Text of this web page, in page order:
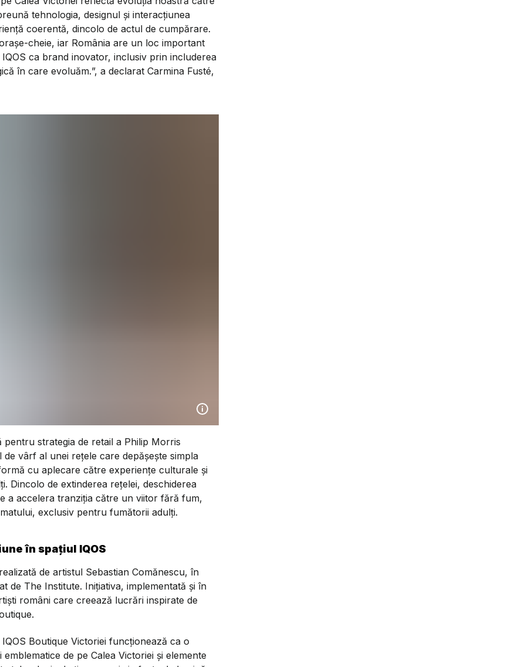
tehnologia, designul și interacțiunea
coerentă, dincolo de actul de cumpărare.
cheie, iar România are un loc important
ca brand inovator, inclusiv prin includerea
în care evoluăm.”, a declarat Carmina Fusté,
strategia de retail a Philip Morris
vârf al unei rețele care depășește simpla
cu aplecare către experiențe culturale și
Dincolo de extinderea rețelei, deschiderea
a accelera tranziția către un viitor fără fum,
exclusiv pentru fumătorii adulți.
în spațiul IQOS
de artistul Sebastian Comănescu, în
de The Institute. Inițiativa, implementată și în
români care creează lucrări inspirate de
Boutique Victoriei funcționează ca o
de pe Calea Victoriei și elemente